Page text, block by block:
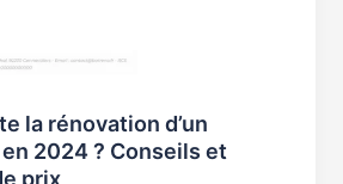
la rénovation d’un
2024 ? Conseils et
prix